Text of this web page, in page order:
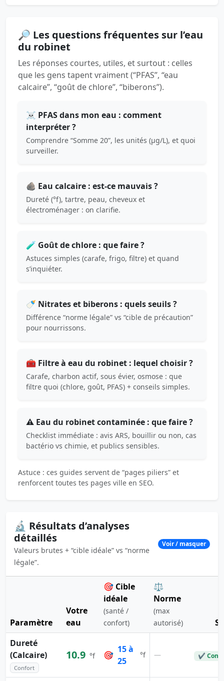
🔎 Les questions fréquentes sur l’eau
du robinet
Les réponses courtes, utiles, et surtout : celles
que les gens tapent vraiment (“PFAS”, “eau
calcaire”, “goût de chlore”, “biberons”).
☠️ PFAS dans mon eau : comment
interpréter ?
Comprendre “Somme 20”, les unités (µg/L), et quoi
surveiller.
🪨 Eau calcaire : est-ce mauvais ?
Dureté (°f), tartre, peau, cheveux et
électroménager : on clarifie.
🧪 Goût de chlore : que faire ?
Astuces simples (carafe, frigo, filtre) et quand
s’inquiéter.
🍼 Nitrates et biberons : quels seuils ?
Différence “norme légale” vs “cible de précaution”
pour nourrissons.
🧰 Filtre à eau du robinet : lequel choisir ?
Carafe, charbon actif, sous évier, osmose : que
filtre quoi (chlore, goût, PFAS) + conseils simples.
⚠️ Eau du robinet contaminée : que faire ?
Checklist immédiate : avis ARS, bouillir ou non, cas
bactério vs chimie, et publics sensibles.
Astuce : ces guides servent de “pages piliers” et
renforcent toutes tes pages ville en SEO.
🔬 Résultats d’analyses
détaillés
Valeurs brutes + “cible idéale” vs “norme
légale”.
Voir / masquer
Paramètre
Votre
eau
🎯 Cible
idéale
(santé /
confort)
⚖️
Norme
(max
autorisé)
Dureté
(Calcaire)
Confort
10.9 °f 🎯
15 à
25
°f — ✔